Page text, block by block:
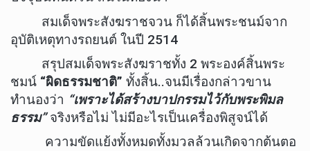
สมเด็จพระสังฆราชจวน ก็ได้สิ้นพระชนม์จาก
อุบัติเหตุทางรถยนต์ ในปี 2514
สรุปสมเด็จพระสังฆราชทั้ง 2 พระองค์สิ้นพระ
ชมน์ “ผิดธรรมชาติ” ทั้งสิ้น..จนมีเรื่องกล่าวขาน
ทำนองว่า “เพราะได้สร้างบาปกรรมไว้กับพระพิมล
ธรรม”จริงหรือไม่ ไม่มีอะไรเป็นเครื่องพิสูจน์ได้
ความขัดแย้งทั้งหมดทั้งมวลล้วนเกิดจากต้นตอ